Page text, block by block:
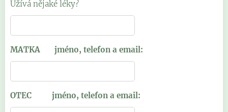
Užívá nějaké léky?
MATKA jméno, telefon a email:
OTEC jméno, telefon a email: